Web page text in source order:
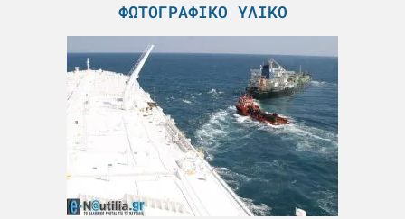
ΦΩΤΟΓΡΑΦΙΚΌ ΥΛΙΚΌ